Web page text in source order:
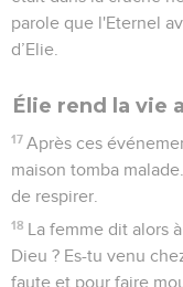
des taureaux et
les plus nombreux.
26 Ils prirent le
midi en disant : «
ni réponse, même
érigé.
A midi, Elie se
Puisqu'il est dieu, il